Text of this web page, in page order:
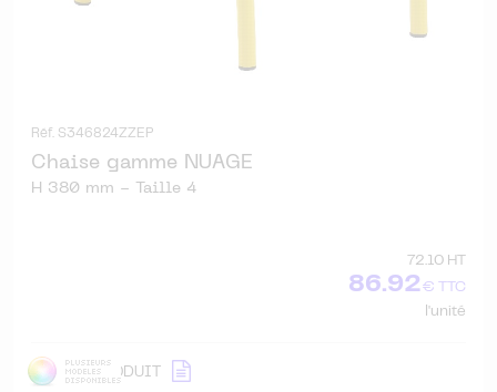
Réf. S346824ZZEP
Chaise gamme NUAGE
H 380 mm - Taille 4
72.10 HT
86.92€ TTC
l'unité
DÉTAILPRODUIT